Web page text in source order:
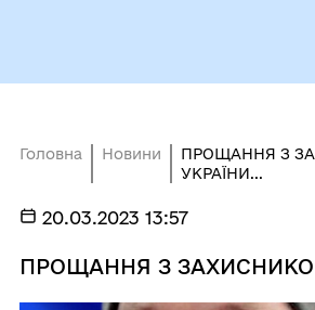
Головна Новини
ПРОЩАННЯ З
УКРАЇНИ...
20.03.2023 13:57
ПРОЩАННЯ З